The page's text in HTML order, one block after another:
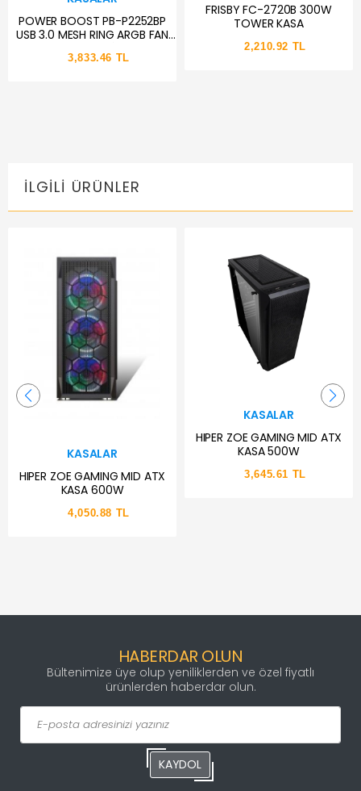
POWER BOOST PB-P2252BP
USB 3.0 MESH RING ARGB FAN
(PSU YOK)
3,833.46 TL
FRISBY FC-2720B 300W
TOWER KASA
2,210.92 TL
İLGILI ÜRÜNLER
KASALAR
HIPER ZOE GAMING MID ATX
KASA 600W
4,050.88 TL
KASALAR
HIPER ZOE GAMING MID ATX
KASA 500W
3,645.61 TL
HABERDAR OLUN
Bültenimize üye olup yeniliklerden ve özel fiyatlı
ürünlerden haberdar olun.
KAYDOL